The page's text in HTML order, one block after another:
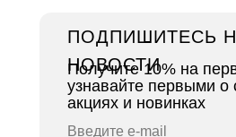
ПОДПИШИТЕСЬ
НОВОСТИ
Получите 10% на
узнавайте первыми о
акциях и новинках